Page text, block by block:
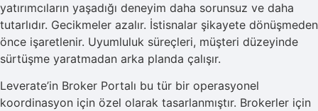
yatırımcıların yaşadığı deneyim daha sorunsuz ve daha
tutarlıdır. Gecikmeler azalır. İstisnalar şikayete dönüşmeden
önce işaretlenir. Uyumluluk süreçleri, müşteri düzeyinde
sürtüşme yaratmadan arka planda çalışır.
Leverate’in Broker Portalı bu tür bir operasyonel
koordinasyon için özel olarak tasarlanmıştır. Brokerler için